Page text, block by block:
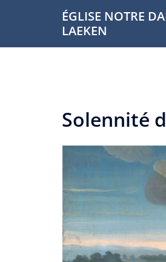
ÉGLISE NOTRE
LAEKEN
Solennité